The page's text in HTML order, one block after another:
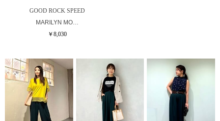
GOOD ROCK SPEED
MARILYN MO…
￥8,030